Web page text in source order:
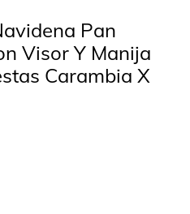
Pan
Visor Y Manija
Carambia X